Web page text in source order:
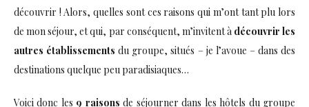
découvrir ! Alors, quelles sont ces raisons qui m’ont tant plu lors
de mon séjour, et qui, par conséquent, m’invitent à découvrir les
autres établissements du groupe, situés – je l’avoue – dans des
destinations quelque peu paradisiaques…
Voici donc les 9 raisons de séjourner dans les hôtels du groupe